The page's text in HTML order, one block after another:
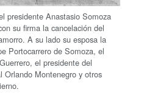
presidente Anastasio Somoza
su firma la cancelación del
A su lado su esposa la
Portocarrero de Somoza, el
el presidente del
Orlando Montenegro y otros